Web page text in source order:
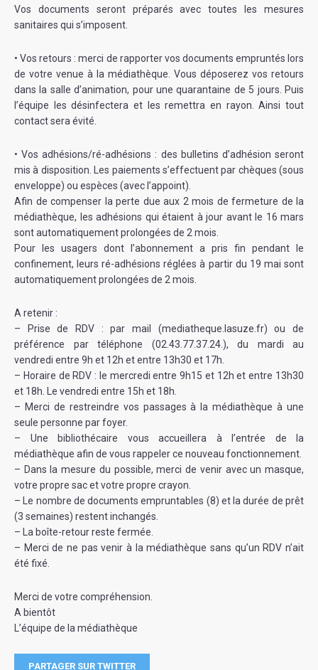
Vos documents seront préparés avec toutes les mesures
sanitaires qui s’imposent.
• Vos retours : merci de rapporter vos documents empruntés lors
de votre venue à la médiathèque. Vous déposerez vos retours
dans la salle d’animation, pour une quarantaine de 5 jours. Puis
l’équipe les désinfectera et les remettra en rayon. Ainsi tout
contact sera évité.
• Vos adhésions/ré-adhésions : des bulletins d’adhésion seront
mis à disposition. Les paiements s’effectuent par chèques (sous
enveloppe) ou espèces (avec l’appoint).
Afin de compenser la perte due aux 2 mois de fermeture de la
médiathèque, les adhésions qui étaient à jour avant le 16 mars
sont automatiquement prolongées de 2 mois.
Pour les usagers dont l’abonnement a pris fin pendant le
confinement, leurs ré-adhésions réglées à partir du 19 mai sont
automatiquement prolongées de 2 mois.
A retenir :
– Prise de RDV : par mail (mediatheque.lasuze.fr) ou de
préférence par téléphone (02.43.77.37.24.), du mardi au
vendredi entre 9h et 12h et entre 13h30 et 17h.
– Horaire de RDV : le mercredi entre 9h15 et 12h et entre 13h30
et 18h. Le vendredi entre 15h et 18h.
– Merci de restreindre vos passages à la médiathèque à une
seule personne par foyer.
– Une bibliothécaire vous accueillera à l’entrée de la
médiathèque afin de vous rappeler ce nouveau fonctionnement.
– Dans la mesure du possible, merci de venir avec un masque,
votre propre sac et votre propre crayon.
– Le nombre de documents empruntables (8) et la durée de prêt
(3 semaines) restent inchangés.
– La boîte-retour reste fermée.
– Merci de ne pas venir à la médiathèque sans qu’un RDV n’ait
été fixé.
Merci de votre compréhension.
A bientôt
L’équipe de la médiathèque
PARTAGER SUR TWITTER